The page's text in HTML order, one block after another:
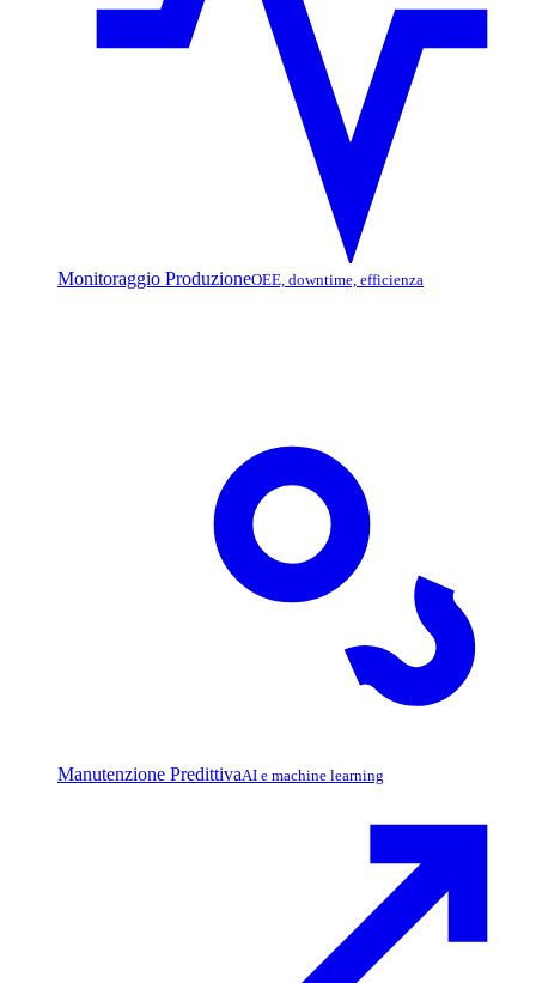
Monitoraggio ProduzioneOEE, downtime, efficienza
Manutenzione PredittivaAI e machine learning